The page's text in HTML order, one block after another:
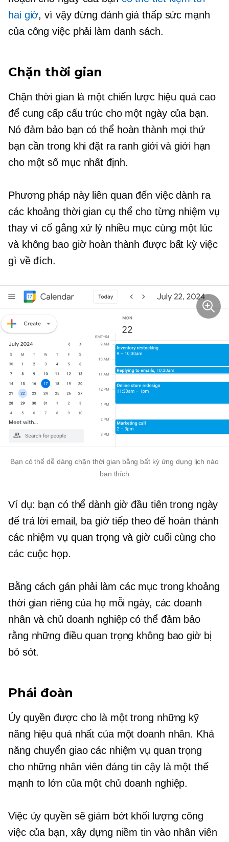
hai giờ, vì vậy đừng đánh giá thấp sức mạnh
của công việc phải làm danh sách.
Chặn thời gian
Chặn thời gian là một chiến lược hiệu quả cao
để cung cấp cấu trúc cho một ngày của bạn.
Nó đảm bảo bạn có thể hoàn thành mọi thứ
bạn cần trong khi đặt ra ranh giới và giới hạn
cho một số mục nhất định.
Phương pháp này liên quan đến việc dành ra
các khoảng thời gian cụ thể cho từng nhiệm vụ
thay vì cố gắng xử lý nhiều mục cùng một lúc
và không bao giờ hoàn thành được bất kỳ việc
gì về đích.
Bạn có thể dễ dàng chặn thời gian bằng bất kỳ ứng dụng lịch nào
bạn thích
Ví dụ: bạn có thể dành giờ đầu tiên trong ngày
để trả lời email, ba giờ tiếp theo để hoàn thành
các nhiệm vụ quan trọng và giờ cuối cùng cho
các cuộc họp.
Bằng cách gán phải làm các mục trong khoảng
thời gian riêng của họ mỗi ngày, các doanh
nhân và chủ doanh nghiệp có thể đảm bảo
rằng những điều quan trọng không bao giờ bị
bỏ sót.
Phái đoàn
Ủy quyền được cho là một trong những kỹ
năng hiệu quả nhất của một doanh nhân. Khả
năng chuyển giao các nhiệm vụ quan trọng
cho những nhân viên đáng tin cậy là một thế
mạnh to lớn của một chủ doanh nghiệp.
Việc ủy ​​quyền sẽ giảm bớt khối lượng công
việc của bạn, xây dựng niềm tin vào nhân viên